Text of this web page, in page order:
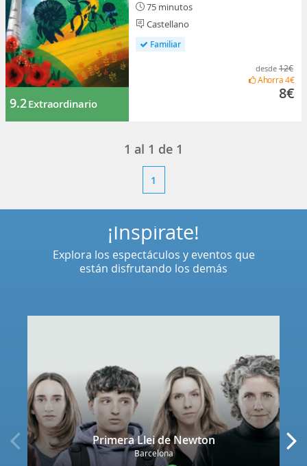
9.2Extraordinario
75 minutos
Castellano
Familiar
desde 12€
Ahorra4€
8€
1 al 1 de 1
1
Primera Llei de Newton
Barcelona
¡Inspírate!
Explora los espectáculos y eventos que
están disfrutando los demás